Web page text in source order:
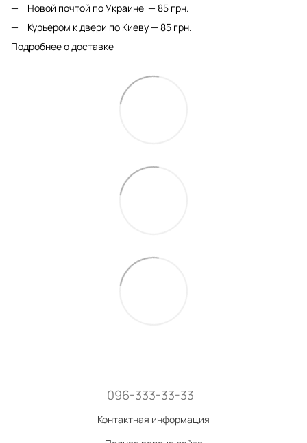
Новой почтой по Украине — 85 грн.
Курьером к двери по Киеву — 85 грн.
Подробнее о доставке
096-333-33-33
Контактная информация